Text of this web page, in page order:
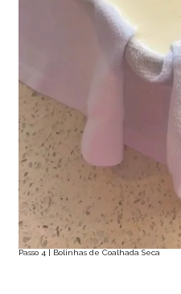
Passo 4 | Bolinhas de Coalhada Seca